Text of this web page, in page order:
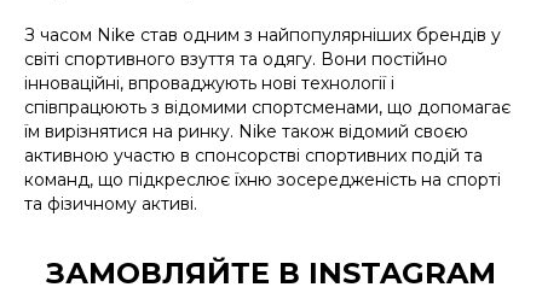
З часом Nike став одним з найпопулярніших брендів у
світі спортивного взуття та одягу. Вони постійно
інноваційні, впроваджують нові технології і
співпрацюють з відомими спортсменами, що допомагає
їм вирізнятися на ринку. Nike також відомий своєю
активною участю в спонсорстві спортивних подій та
команд, що підкреслює їхню зосередженість на спорті
та фізичному активі.
ЗАМОВЛЯЙТЕ В INSTAGRAM